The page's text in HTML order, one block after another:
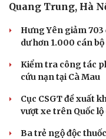
Nam khoa
Phòng mạch online
Ăn sạch sống khỏe
Quang Trung, Hà
Hưng Yên giảm 703
dư hơn 1.000 cán
Kiểm tra công tác
cứu nạn tại Cà Mau
Cục CSGT đề xuất
vượt xe trên Quốc lộ
Ba trẻ ngộ độc